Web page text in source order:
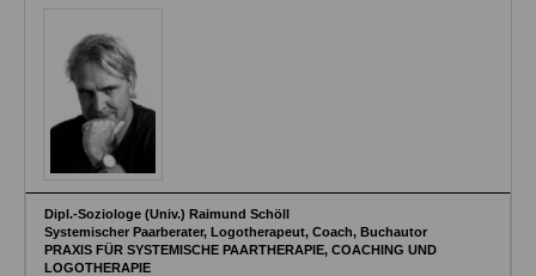
Dipl.-Soziologe (Univ.) Raimund Schöll
Systemischer Paarberater, Logotherapeut, Coach, Buchautor
PRAXIS FÜR SYSTEMISCHE PAARTHERAPIE, COACHING UND
LOGOTHERAPIE